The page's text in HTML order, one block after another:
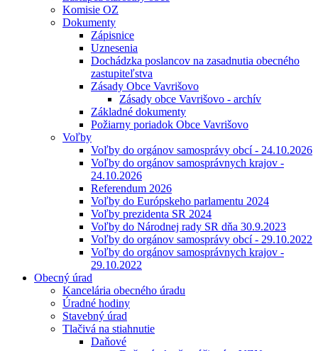
Komisie OZ
Dokumenty
Zápisnice
Uznesenia
Dochádzka poslancov na zasadnutia obecného
zastupiteľstva
Zásady Obce Vavrišovo
Zásady obce Vavrišovo - archív
Základné dokumenty
Požiarny poriadok Obce Vavrišovo
Voľby
Voľby do orgánov samosprávy obcí - 24.10.2026
Voľby do orgánov samosprávnych krajov -
24.10.2026
Referendum 2026
Voľby do Európskeho parlamentu 2024
Voľby prezidenta SR 2024
Voľby do Národnej rady SR dňa 30.9.2023
Voľby do orgánov samosprávy obcí - 29.10.2022
Voľby do orgánov samosprávnych krajov -
29.10.2022
Obecný úrad
Kancelária obecného úradu
Úradné hodiny
Stavebný úrad
Tlačivá na stiahnutie
Daňové